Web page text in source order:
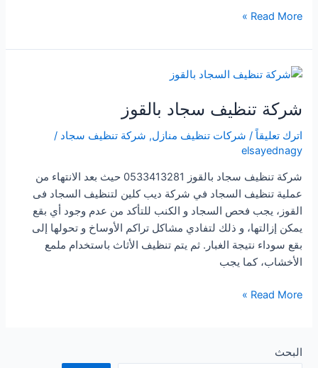
شركة
السجاد
بالقوز
Read More »
شركة تنظيف سجاد بالقوز
اترك تعليقاً / شركات تنظيف منازل, شركة تنظيف سجاد /
elsayednagy
شركة تنظيف سجاد بالقوز 0533413281 حيث بعد الانتهاء من
عملية تنظيف السجاد في شركة ديب كلين لتنظيف السجاد فى
القوز، يجب فحص السجاد و الكنب للتأكد من عدم وجود أي بقع
يمكن إزالتها، و ذلك لتفادي مشاكل تراكم الأوساخ و تحولها إلى
بقع سوداء نتيجة الغبار. ثم يتم تنظيف الأثاث باستخدام ملمع
الأخشاب، كما يجب
شركة
بالقوز
Read More »
البحث